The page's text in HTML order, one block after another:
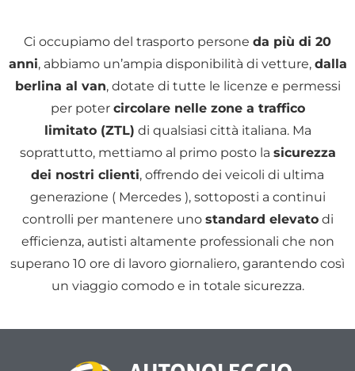
Ci occupiamo del trasporto persone da più di 20
anni, abbiamo un’ampia disponibilità di vetture, dalla
berlina al van, dotate di tutte le licenze e permessi
per poter circolare nelle zone a traffico
limitato (ZTL) di qualsiasi città italiana. Ma
soprattutto, mettiamo al primo posto la sicurezza
dei nostri clienti, offrendo dei veicoli di ultima
generazione ( Mercedes ), sottoposti a continui
controlli per mantenere uno standard elevatodi
efficienza, autisti altamente professionali che non
superano 10 ore di lavoro giornaliero, garantendo così
un viaggio comodo e in totale sicurezza.